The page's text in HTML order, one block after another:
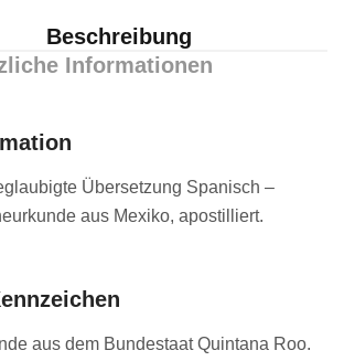
Beschreibung
Informationen
Übersetzung Spanisch –
aus Mexiko, apostilliert.
aus dem Bundestaat Quintana Roo.